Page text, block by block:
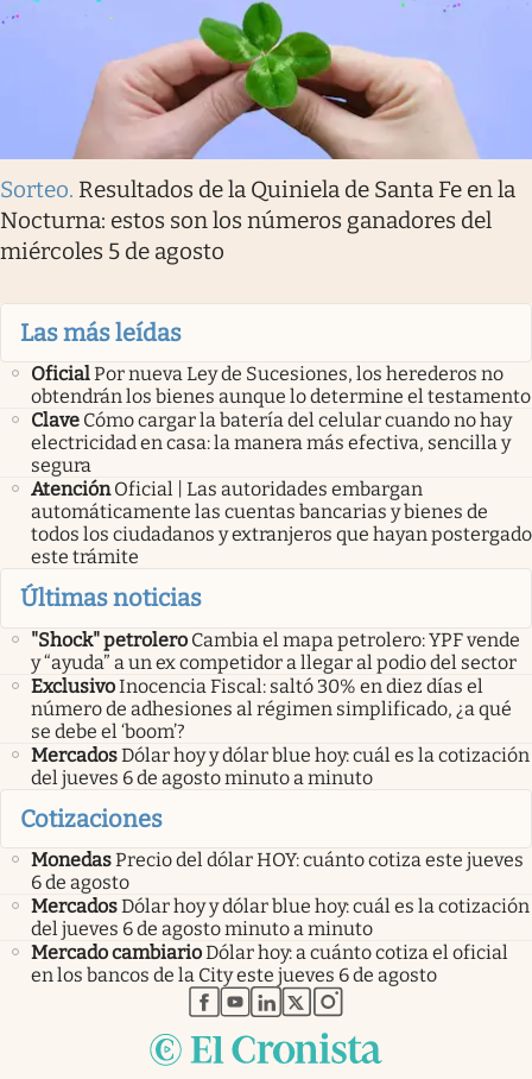
Sorteo. Resultados de la Quiniela de Santa Fe en la
Nocturna: estos son los números ganadores del
miércoles 5 de agosto
Las más leídas
OficialPor nueva Ley de Sucesiones, los herederos no
obtendrán los bienes aunque lo determine el testamento
Clave Cómo cargar la batería del celular cuando no hay
electricidad en casa: la manera más efectiva, sencilla y
segura
Atención Oficial | Las autoridades embargan
automáticamente las cuentas bancarias y bienes de
todos los ciudadanos y extranjeros que hayan postergado
este trámite
Últimas noticias
"Shock" petrolero Cambia el mapa petrolero: YPF vende
y “ayuda” a un ex competidor a llegar al podio del sector
ExclusivoInocencia Fiscal: saltó 30% en diez días el
número de adhesiones al régimen simplificado, ¿a qué
se debe el ‘boom’?
MercadosDólar hoy y dólar blue hoy: cuál es la cotización
del jueves 6 de agosto minuto a minuto
Cotizaciones
MonedasPrecio del dólar HOY: cuánto cotiza este jueves
6 de agosto
MercadosDólar hoy y dólar blue hoy: cuál es la cotización
del jueves 6 de agosto minuto a minuto
Mercado cambiarioDólar hoy: a cuánto cotiza el oficial
en los bancos de la City este jueves 6 de agosto
abre en nueva pestaña
abre en nueva pestaña
abre en nueva pestaña
abre en nueva pestaña
abre en nueva pestaña